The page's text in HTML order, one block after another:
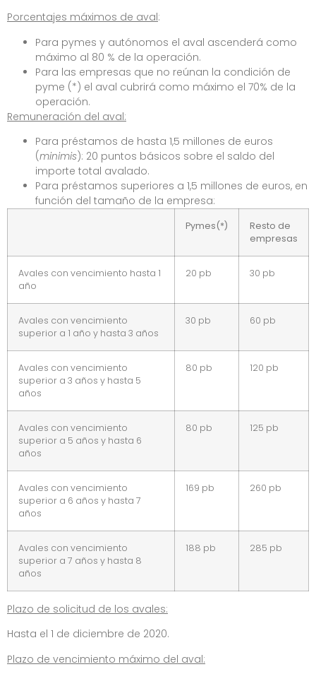
Porcentajes máximos de aval:
Para pymes y autónomos el aval ascenderá como
máximo al 80 % de la operación.
Para las empresas que no reúnan la condición de
pyme (*) el aval cubrirá como máximo el 70% de la
operación.
Remuneración del aval:
Para préstamos de hasta 1,5 millones de euros
(minimis): 20 puntos básicos sobre el saldo del
importe total avalado.
Para préstamos superiores a 1,5 millones de euros, en
función del tamaño de la empresa:
Pymes(*)
Resto de
empresas
Avales con vencimiento hasta 1
año
20 pb 30 pb
Avales con vencimiento
superior a 1 año y hasta 3 años
30 pb 60 pb
Avales con vencimiento
superior a 3 años y hasta 5
años
80 pb 120 pb
Avales con vencimiento
superior a 5 años y hasta 6
años
80 pb 125 pb
Avales con vencimiento
superior a 6 años y hasta 7
años
169 pb 260 pb
Avales con vencimiento
superior a 7 años y hasta 8
años
188 pb 285 pb
Plazo de solicitud de los avales:
Hasta el 1 de diciembre de 2020.
Plazo de vencimiento máximo del aval: